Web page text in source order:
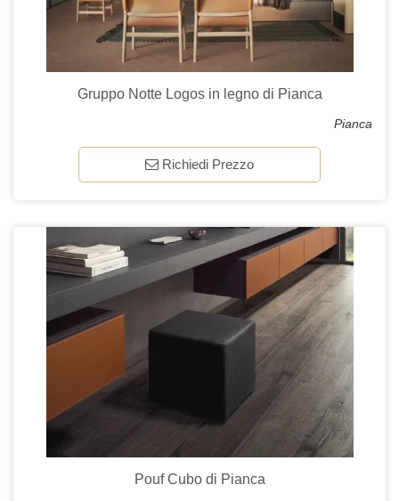
Gruppo Notte Logos in legno di Pianca
Pianca
Richiedi Prezzo
Pouf Cubo di Pianca